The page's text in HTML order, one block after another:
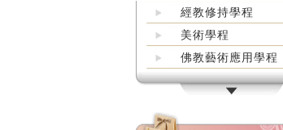
經教修持學程
美術學程
佛教藝術應用學程